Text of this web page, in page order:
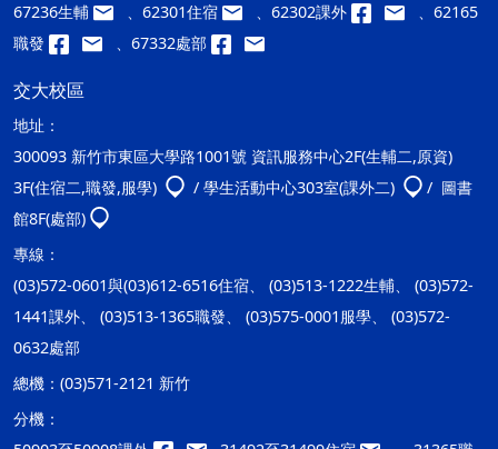
67236生輔
、62301住宿 、62302課外
、62165
職發
、67332處部
交大校區
地址：
300093 新竹市東區大學路1001號 資訊服務中心2F(生輔二,原資)
3F(住宿二,職發,服學)
/ 學生活動中心303室(課外二)
/ 圖書
館8F(處部)
專線：
(03)572-0601與(03)612-6516住宿、 (03)513-1222生輔、 (03)572-
1441課外、 (03)513-1365職發、 (03)575-0001服學、 (03)572-
0632處部
總機： (03)571-2121 新竹
分機：